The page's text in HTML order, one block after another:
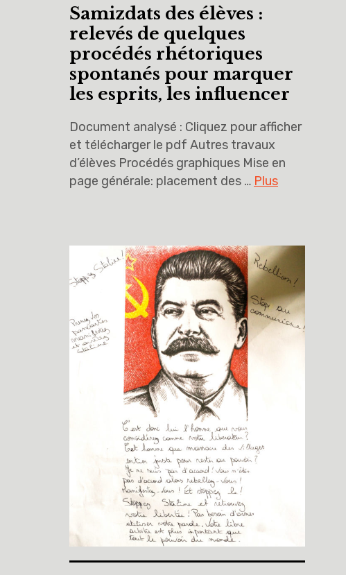
Samizdats des élèves :
relevés de quelques
procédés rhétoriques
spontanés pour marquer
les esprits, les influencer
Document analysé : Cliquez pour afficher
et télécharger le pdf Autres travaux
d’élèves Procédés graphiques Mise en
page générale: placement des … Plus